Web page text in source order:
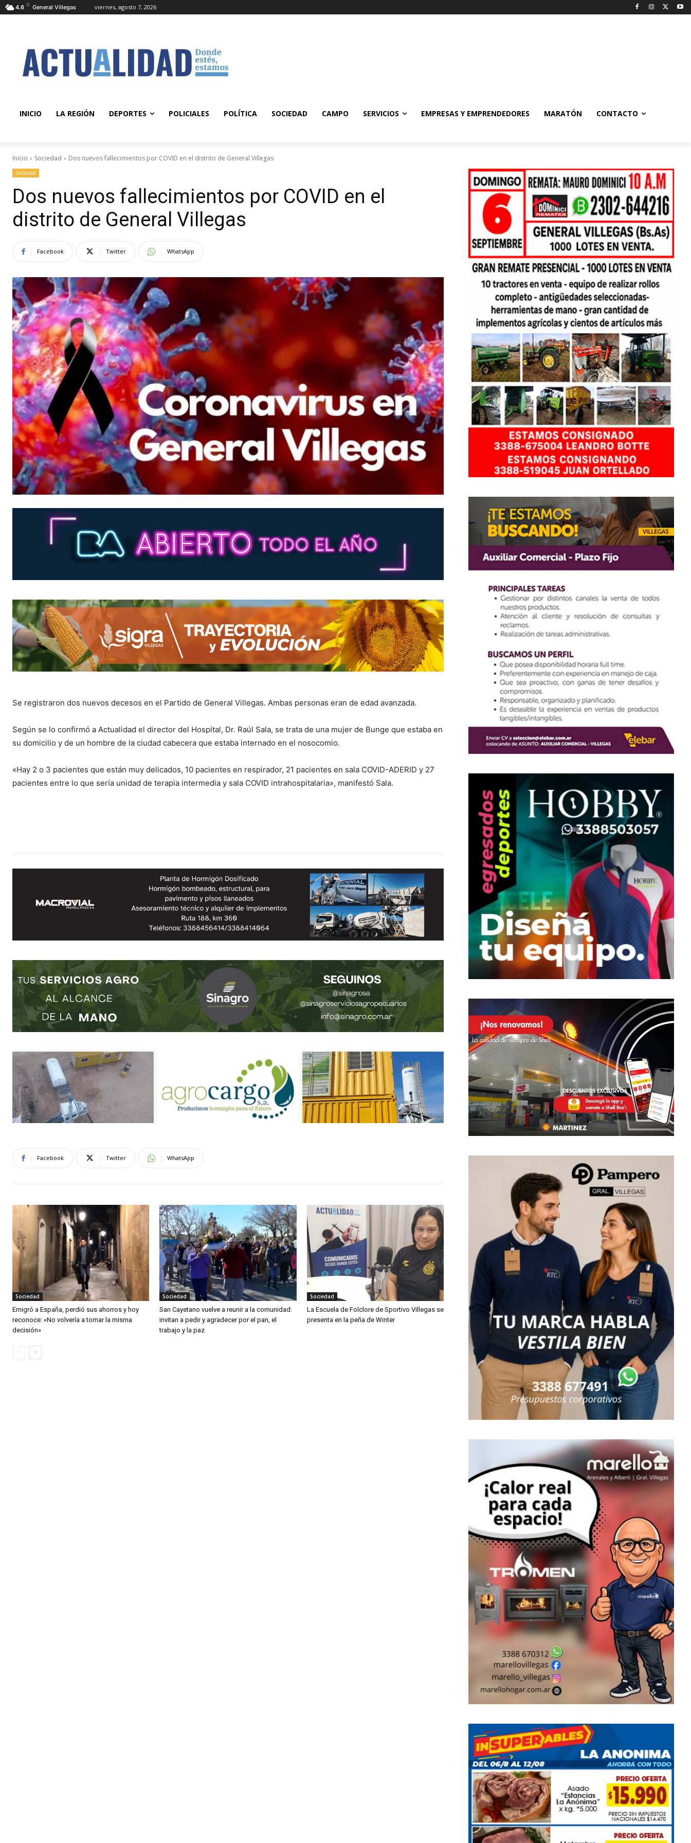
4.6 C General Villegas viernes, agosto 7, 2026
INICIO LA REGIÓN DEPORTES POLICIALES POLÍTICA SOCIEDAD CAMPO SERVICIOS EMPRESAS Y EMPRENDEDORES MARATÓN CONTACTO
Inicio Sociedad Dos nuevos fallecimientos por COVID en el distrito de General Villegas
Sociedad
Dos nuevos fallecimientos por COVID en el
distrito de General Villegas
Facebook Twitter WhatsApp
Se registraron dos nuevos decesos en el Partido de General Villegas. Ambas personas eran de edad avanzada.
Según se lo confirmó a Actualidad el director del Hospital, Dr. Raúl Sala, se trata de una mujer de Bunge que estaba en
su domicilio y de un hombre de la ciudad cabecera que estaba internado en el nosocomio.
«Hay 2 o 3 pacientes que están muy delicados, 10 pacientes en respirador, 21 pacientes en sala COVID-ADERID y 27
pacientes entre lo que sería unidad de terapia intermedia y sala COVID intrahospitalaria», manifestó Sala.
Facebook Twitter WhatsApp
Sociedad
Emigró a España, perdió sus ahorros y hoy
reconoce: «No volvería a tomar la misma
decisión»
Sociedad
San Cayetano vuelve a reunir a la comunidad:
invitan a pedir y agradecer por el pan, el
trabajo y la paz
Sociedad
La Escuela de Folclore de Sportivo Villegas se
presenta en la peña de Winter